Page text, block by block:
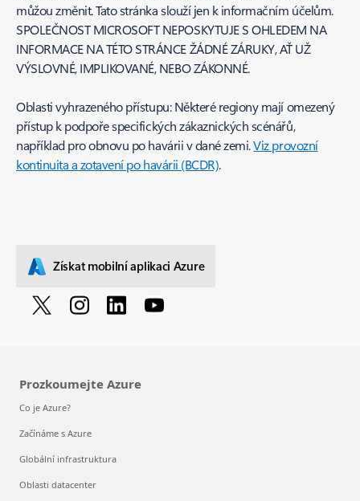
můžou změnit. Tato stránka slouží jen k informačním účelům.
SPOLEČNOST MICROSOFT NEPOSKYTUJE S OHLEDEM NA
INFORMACE NA TÉTO STRÁNCE ŽÁDNÉ ZÁRUKY, AŤ UŽ
VÝSLOVNÉ, IMPLIKOVANÉ, NEBO ZÁKONNÉ.
Oblasti vyhrazeného přístupu: Některé regiony mají omezený
přístup k podpoře specifických zákaznických scénářů,
například pro obnovu po havárii v dané zemi.Viz provozní
kontinuita a zotavení po havárii (BCDR).
Získat mobilní aplikaci Azure
Prozkoumejte Azure
Co je Azure?
Začínáme s Azure
Globální infrastruktura
Oblasti datacenter